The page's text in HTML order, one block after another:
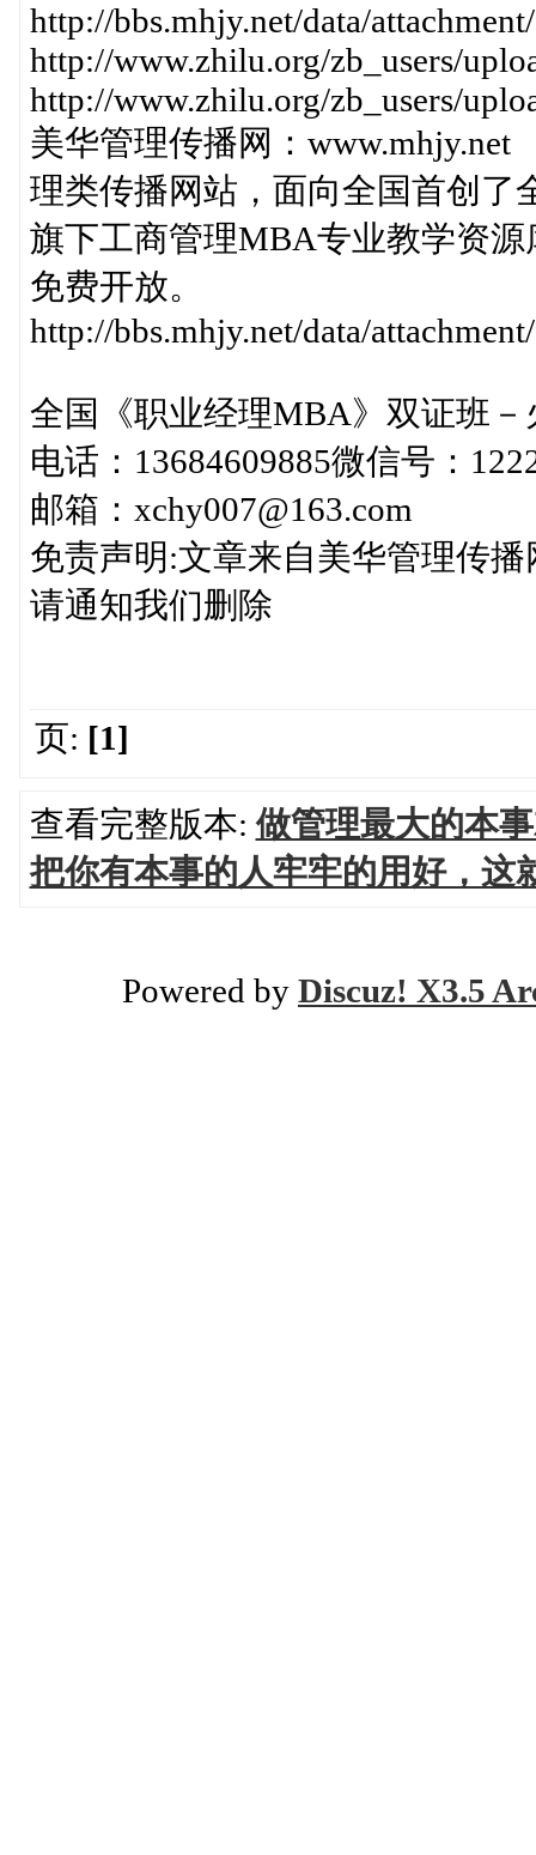
http://bbs.mhjy.net/data/
http://www.zhilu.org/zb_users/
http://www.zhilu.org/zb_users/
美华管理传播网：
理类传播网站，面向全国首创
旗下工商管理MBA专业教学资
免费开放。
http://bbs.mhjy.net/data/
全国《职业经理MBA》双证班－
电话：13684609885微信号：
邮箱：xchy007@163.com
免责声明:文章来自美华管理传
请通知我们删除
页: [1]
查看完整版本:做管理最大的本
把你有本事的人牢牢的用好，这
Powered by Discuz! X3.5